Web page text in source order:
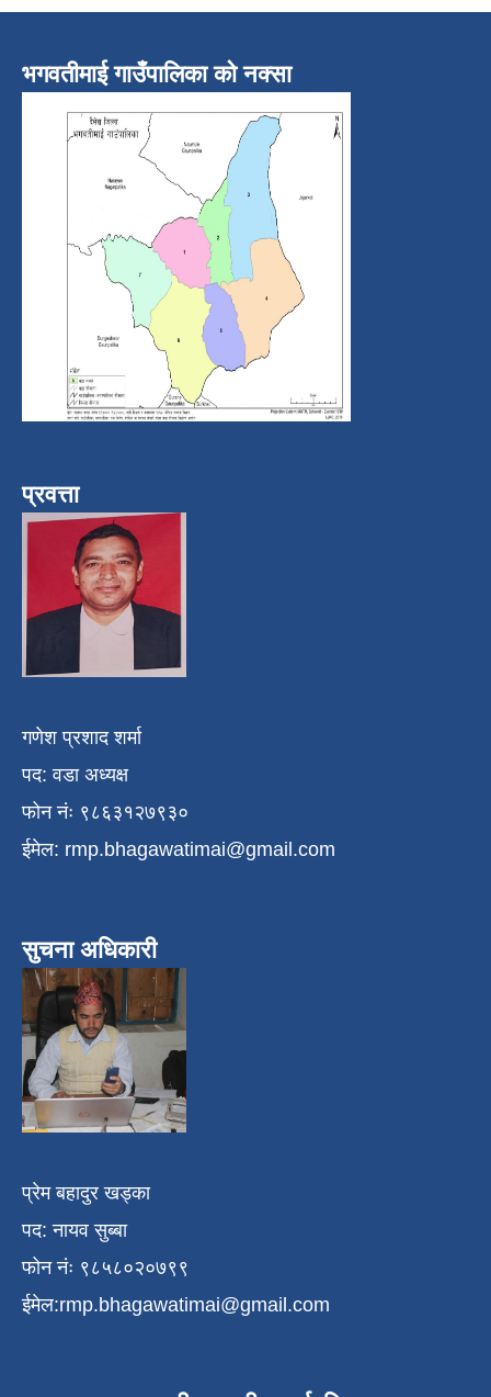
भगवतीमाई गाउँपालिका को नक्सा
प्रवत्ता
गणेश प्रशाद शर्मा
पद: वडा अध्यक्ष
फोन नंः ९८६३१२७९३०
ईमेल: rmp.bhagawatimai@gmail.com
सुचना अधिकारी
प्रेम बहादुर खड्का
पद: नायव सुब्बा
फोन नंः ९८५८०२०७९९
ईमेल:rmp.bhagawatimai@gmail.com